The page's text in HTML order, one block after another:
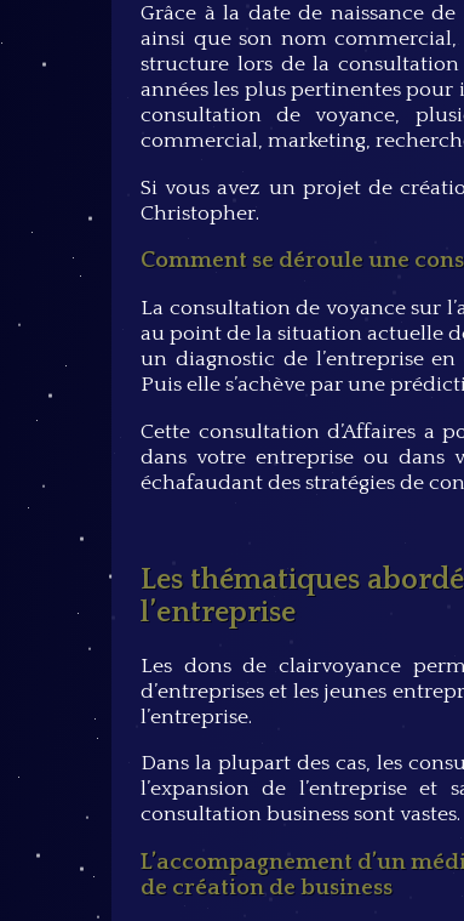
Grâce à la date de naissance
ainsi que son nom
structure lors de la
années les plus pertinentes
consultation de voyance,
commercial, marketing,
Si vous avez un projet de
Christopher.
Comment se déroule une
La consultation de voyance sur
au point de la situation actuelle
un diagnostic de l’entreprise
Puis elle s’achève par une
Cette consultation d’Affaires a
dans votre entreprise ou dans
échafaudant des stratégies de
Les thématiques
l’entreprise
Les dons de clairvoyance
d’entreprises et les jeunes
l’entreprise.
Dans la plupart des cas, les
l’expansion de l’entreprise et
consultation business sont vastes.
L’accompagnement d’un
de création de business